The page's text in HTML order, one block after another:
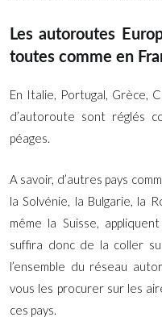
Les autoroutes
toutes comme en
En Italie, Portugal, Grèce,
d’autoroute sont réglés
péages.
A savoir, d’autres pays
la Solvénie, la Bulgarie, la
même la Suisse,
suffira donc de la coller
l’ensemble du réseau
vous les procurer sur les
ces pays.